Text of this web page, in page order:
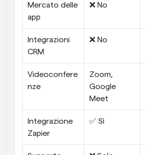
Mercato delle
app
❌ No
Integrazioni
CRM
❌ No
Videoconfere
nze
Zoom,
Google
Meet
Integrazione
Zapier
✅ Sì